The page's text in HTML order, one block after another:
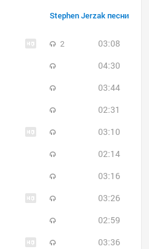
Stephen Jerzak песни
2
03:08
04:30
03:44
02:31
03:10
02:14
03:16
03:26
02:59
03:36